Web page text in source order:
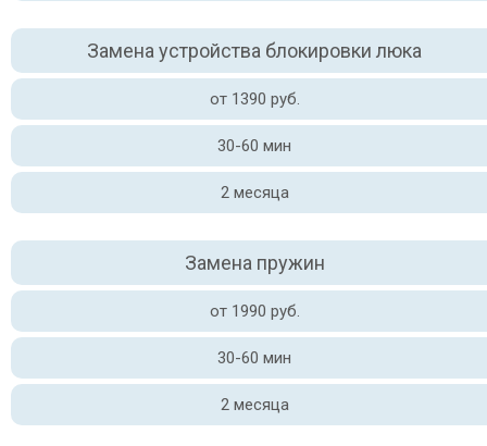
Замена устройства блокировки люка
от 1390 руб.
30-60 мин
2 месяца
Замена пружин
от 1990 руб.
30-60 мин
2 месяца